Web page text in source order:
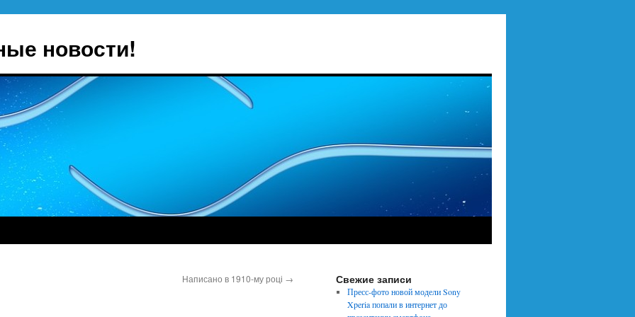
новости!
Написано в 1910-му році → Свежие записи
Пресс-фото новой модели Sony
Xperia попали в интернет до